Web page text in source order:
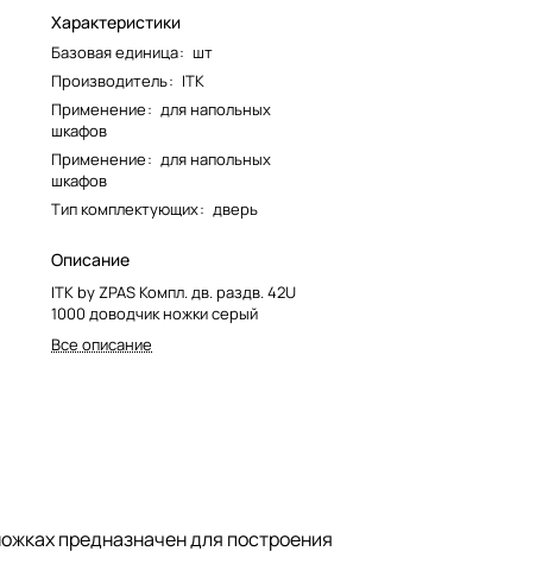
Характеристики
Базовая единица: шт
Производитель: ITK
Применение: для напольных
шкафов
Применение: для напольных
шкафов
Тип комплектующих: дверь
Описание
ITK by ZPAS Компл. дв. раздв. 42U
1000 доводчик ножки серый
Все описание
предназначен для построения